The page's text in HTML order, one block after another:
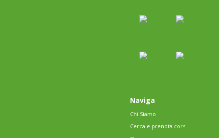
Naviga
Chi Siamo
Cerca e prenota corsi